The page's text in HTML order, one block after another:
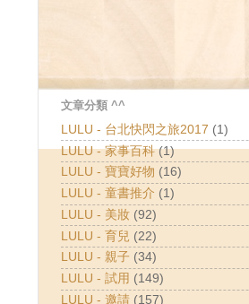
文章分類 ^^
LULU - 台北快閃之旅2017 (1)
LULU - 家事百科 (1)
LULU - 寶寶好物 (16)
LULU - 童書推介 (1)
LULU - 美妝 (92)
LULU - 育兒 (22)
LULU - 親子 (34)
LULU - 試用 (149)
LULU - 邀請 (157)